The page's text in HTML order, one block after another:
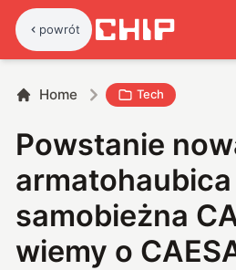
powrót
Home Tech
Powstanie
armatohaubica
samobieżna
wiemy o